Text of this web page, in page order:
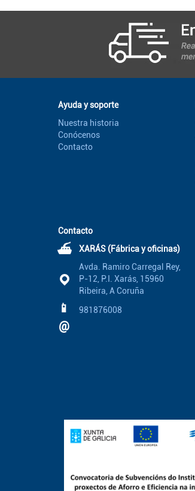
Ayuda y soporte
Nuestra historia
Conócenos
Contacto
Contacto
⛴
XARÁS (Fábrica y oficinas)
Avda. Ramiro Carregal Rey,
P-12, P.I. Xarás, 15960
Ribeira, A Coruña
📱 981876008
@